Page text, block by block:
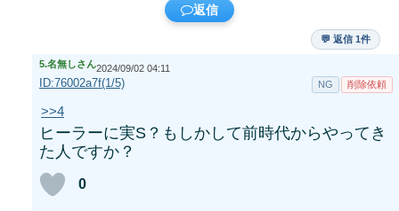
返信
💬 返信 1件
5.名無しさん2024/09/02 04:11
ID:76002a7f(1/5) NG 削除依頼
>>4
ヒーラーに実S？もしかして前時代からやってき
た人ですか？
0